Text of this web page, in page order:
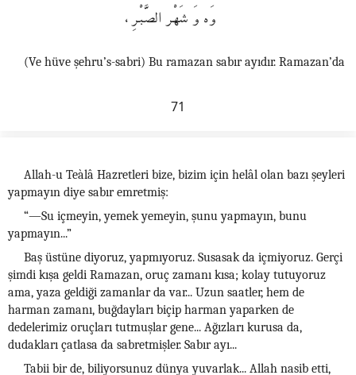
وَه وَ شَهْر الصَّبْرِ،
(Ve hüve şehru’s-sabri) Bu ramazan sabır ayıdır. Ramazan’da
71
Allah-u Teàlâ Hazretleri bize, bizim için helâl olan bazı şeyleri
yapmayın diye sabır emretmiş:
“—Su içmeyin, yemek yemeyin, şunu yapmayın, bunu
yapmayın...”
Baş üstüne diyoruz, yapmıyoruz. Susasak da içmiyoruz. Gerçi
şimdi kışa geldi Ramazan, oruç zamanı kısa; kolay tutuyoruz
ama, yaza geldiği zamanlar da var... Uzun saatler, hem de
harman zamanı, buğdayları biçip harman yaparken de
dedelerimiz oruçları tutmuşlar gene... Ağızları kurusa da,
dudakları çatlasa da sabretmişler. Sabır ayı...
Tabii bir de, biliyorsunuz dünya yuvarlak... Allah nasib etti,